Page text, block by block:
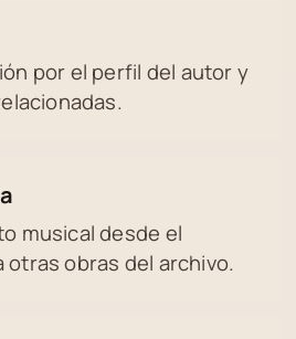
por el perfil del autor y
musical desde el
obras del archivo.